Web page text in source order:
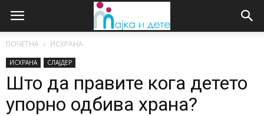
ПОЧЕТНА ИСХРАНА
ИСХРАНА СЛАЈДЕР
Што да правите кога детето
упорно одбива храна?